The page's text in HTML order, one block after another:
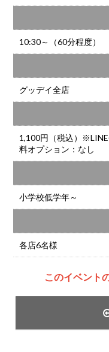
10:30～（60分程度）
グッデイ全店
1,100円（税込）
料オプション：なし
小学校低学年～
各店6名様
このイベント